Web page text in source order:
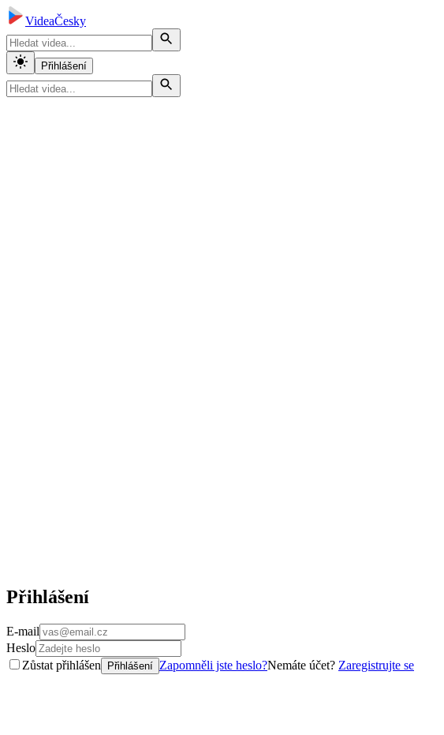
VideaČesky
Přihlášení
Přihlášení
E-mail
Heslo
Zůstat přihlášen
Přihlášení Zapomněli jste heslo?Nemáte účet? Zaregistrujte se